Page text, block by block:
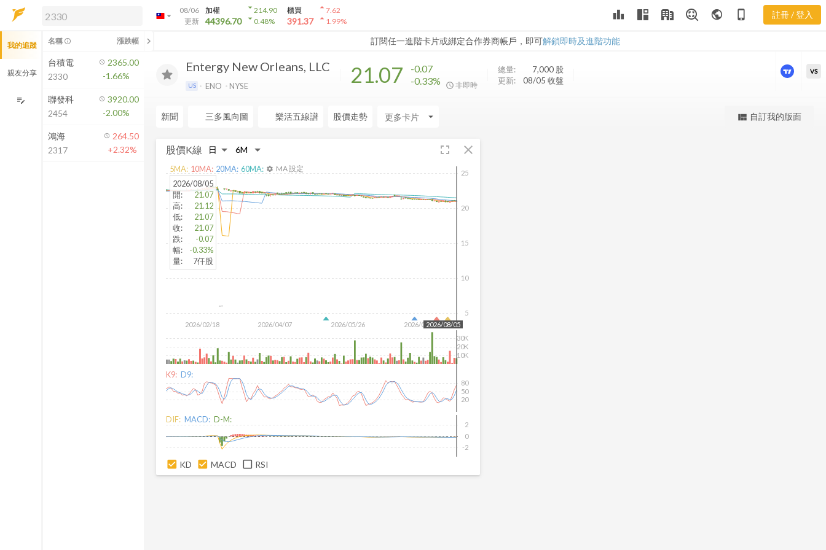
arrow_drop_down
08/06
更新
加權
44396.70
arrow_drop_down214.90
arrow_drop_down0.48%
櫃買
391.37
arrow_drop_up7.62
arrow_drop_up1.99% leaderboard public phone_iphone 註冊 / 登入
訂閱任一進階卡片或綁定合作券商帳戶，即可解鎖即時及進階功能
解鎖即時行情及進階功能
方案」，即可解鎖以下功能：
即時行情
即時市況與排行
成交金額熱力圖
前往方案訂閱
如何綁定合作券商
ENO 股價K線
Entergy New Orleans, LLC
US ENO NYSE 21.07
-0.07
-0.33%
非即時
總量: 7,000 股
更新:
08/05 收盤
更強大的進階價量圖表
VS
新聞 三多風向圖 樂活五線譜 股價走勢 arrow_drop_down view_quilt 自訂我的版面
股價K線 fullscreen close
2026/02/18 2026/04/07 2026/05/26 2026/07/14
5
10
15
20
25
2026/08/05
10K
20K
30K
2026/08/05
開:
21.07
高:
21.12
低:
21.07
收:
21.07
跌:
-0.07
幅:
-0.33%
量: 7仟股
5MA: 10MA: 20MA: 60MA: settings MA 設定
K9: D9:
20
50
80
DIF: MACD: D-M:
-2
0
2
KD MACD RSI
我的追蹤
親友分享
edit_note
名稱 info_outline 漲跌幅 chevron_left
台積電
2330
2365.00
-1.66%
聯發科
2454
3920.00
-2.00%
鴻海
2317
264.50
+2.32%